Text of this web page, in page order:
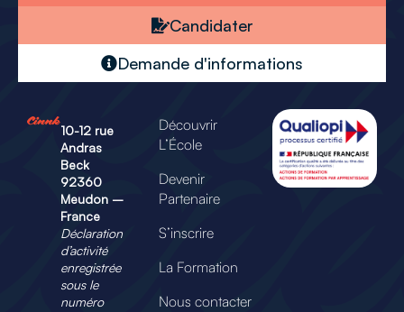
Candidater
Demande d'informations
10-12 rue
Andras
Beck
92360
Meudon –
France
Déclaration
d’activité
enregistrée
sous le
numéro
Découvrir
L’École
Devenir
Partenaire
S’inscrire
La Formation
Nous contacter